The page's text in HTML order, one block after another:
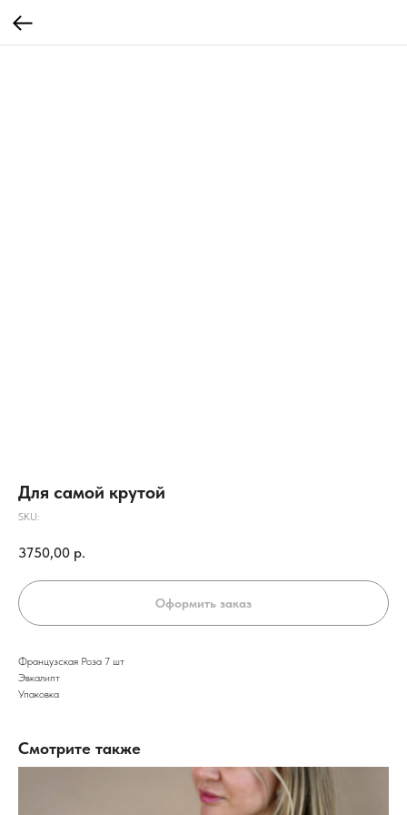
Для самой крутой
SKU:
3750,00 р.
Оформить заказ
Французская Роза 7 шт
Эвкалипт
Упаковка
Смотрите также